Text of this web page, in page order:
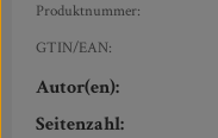
Produktnummer:
GTIN/EAN:
Autor(en):
Seitenzahl: